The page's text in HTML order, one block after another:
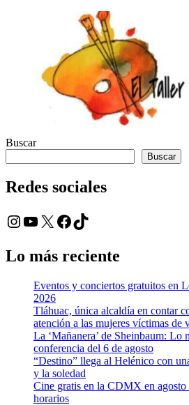
Buscar
Buscar
Redes sociales
Instagram
YouTube
X Facebook
TikTok
Lo más reciente
Eventos y conciertos gratuitos en
2026
Tláhuac, única alcaldía en contar
atención a las mujeres víctimas de
La ‘Mañanera’ de Sheinbaum: Lo
conferencia del 6 de agosto
“Destino” llega al Helénico con
y la soledad
Cine gratis en la CDMX en agosto
horarios